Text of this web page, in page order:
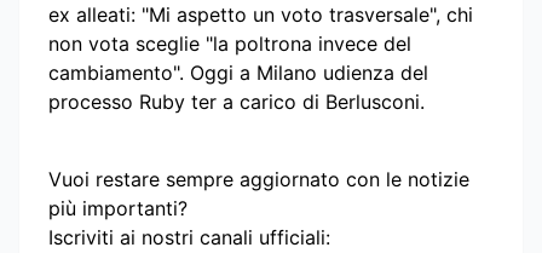
ex alleati: "Mi aspetto un voto trasversale", chi
non vota sceglie "la poltrona invece del
cambiamento". Oggi a Milano udienza del
processo Ruby ter a carico di Berlusconi.
Vuoi restare sempre aggiornato con le notizie
più importanti?
Iscriviti ai nostri canali ufficiali: